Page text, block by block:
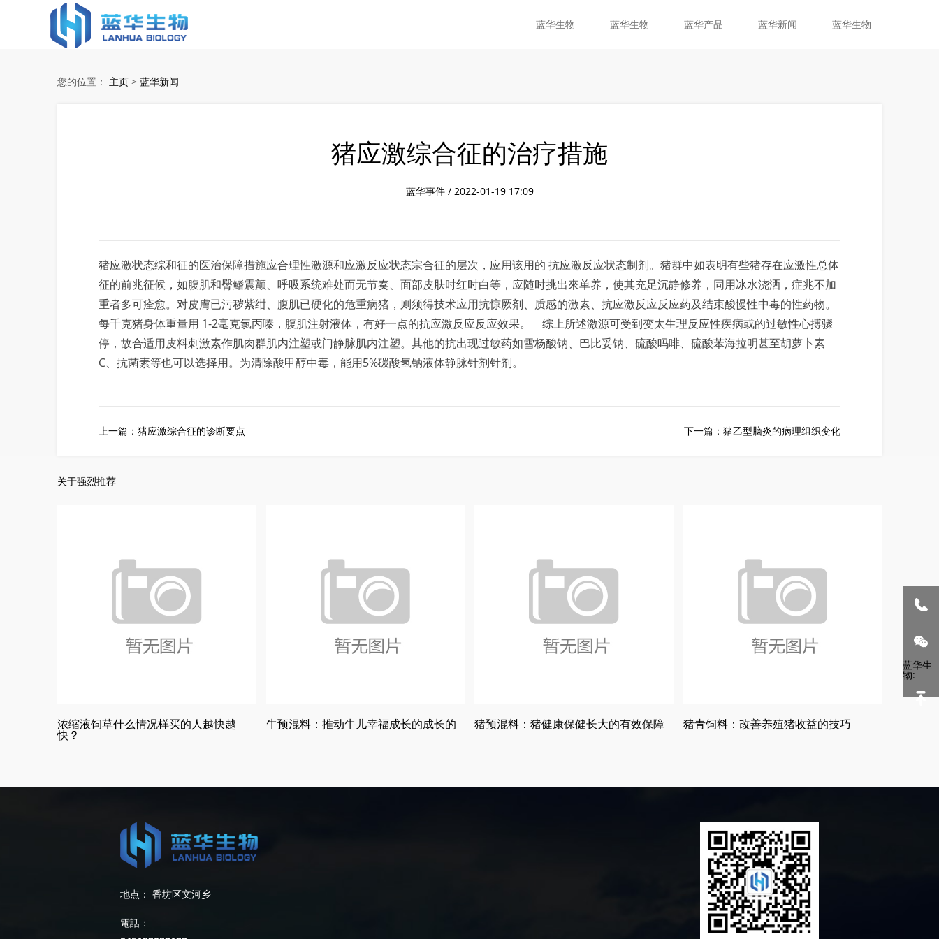
蓝华生物
蓝华生物 蓝华产品 蓝华新闻 蓝华生物
您的位置： 主页 > 蓝华新闻
猪应激综合征的治疗措施
蓝华事件 / 2022-01-19 17:09
猪应激状态综和征的医治保障措施应合理性激源和应激反应状态宗合征的层次，应用该用的 抗应激反应状态制剂。猪群中如表明有些猪存在应激性总体
征的前兆征候，如腹肌和臀鳍震颤、呼吸系统难处而无节奏、面部皮肤时红时白等，应随时挑出來单养，使其充足沉静修养，同用冰水浇洒，症兆不加
重者多可痊愈。对皮膚已污秽紫绀、腹肌已硬化的危重病猪，则须得技术应用抗惊厥剂、质感的激素、抗应激反应反应药及结束酸慢性中毒的性药物。
每千克猪身体重量用 1-2毫克氯丙嗪，腹肌注射液体，有好一点的抗应激反应反应效果。 综上所述激源可受到变太生理反应性疾病或的过敏性心搏骤
停，故合适用皮料刺激素作肌肉群肌内注塑或门静脉肌内注塑。其他的抗出现过敏药如雪杨酸钠、巴比妥钠、硫酸吗啡、硫酸苯海拉明甚至胡萝卜素
C、抗菌素等也可以选择用。为清除酸甲醇中毒，能用5%碳酸氢钠液体静脉针剂针剂。
上一篇：猪应激综合征的诊断要点 下一篇：猪乙型脑炎的病理组织变化
关于强烈推荐
浓缩液饲草什么情况样买的人越快越
快？
牛预混料：推动牛儿幸福成长的成长的 猪预混料：猪健康保健长大的有效保障 猪青饲料：改善养殖猪收益的技巧
地点： 香坊区文河乡
電話：
蓝华生
物: